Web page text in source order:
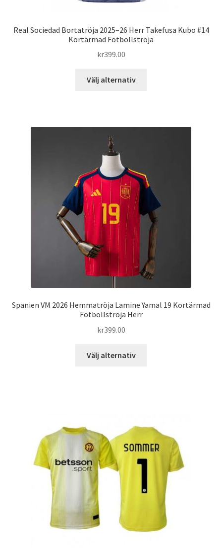
Real Sociedad Bortatröja 2025–26 Herr Takefusa Kubo #14
Kortärmad Fotbollströja
kr399.00
Välj alternativ
alternativen
kan
väljas
på
produktsidan
Spanien VM 2026 Hemmatröja Lamine Yamal 19 Kortärmad
Fotbollströja Herr
kr399.00
Välj alternativ
De
olika
alternativen
kan
produktsidan